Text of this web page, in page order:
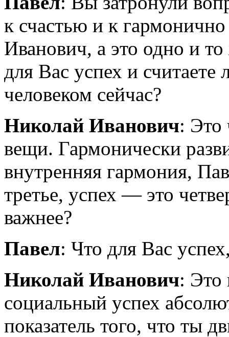
к счастью и к
Иванович, а это одно и
для Вас успех и
человеком сейчас?
Николай Иванович: Это
вещи. Гармонически
внутренняя гармония,
третье, успех — это
важнее?
Павел: Что для Вас
Николай Иванович: Это
социальный успех
показатель того, что ты